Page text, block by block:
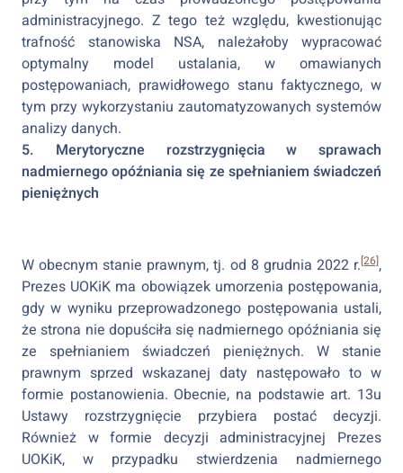
administracyjnego. Z tego też względu, kwestionując
trafność stanowiska NSA, należałoby wypracować
optymalny model ustalania, w omawianych
postępowaniach, prawidłowego stanu faktycznego, w
tym przy wykorzystaniu zautomatyzowanych systemów
analizy danych.
5. Merytoryczne rozstrzygnięcia w sprawach
nadmiernego opóźniania się ze spełnianiem świadczeń
pieniężnych
W obecnym stanie prawnym, tj. od 8 grudnia 2022 r.[26],
Prezes UOKiK ma obowiązek umorzenia postępowania,
gdy w wyniku przeprowadzonego postępowania ustali,
że strona nie dopuściła się nadmiernego opóźniania się
ze spełnianiem świadczeń pieniężnych. W stanie
prawnym sprzed wskazanej daty następowało to w
formie postanowienia. Obecnie, na podstawie art. 13u
Ustawy rozstrzygnięcie przybiera postać decyzji.
Również w formie decyzji administracyjnej Prezes
UOKiK, w przypadku stwierdzenia nadmiernego